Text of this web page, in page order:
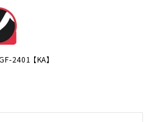
2401 【KA】